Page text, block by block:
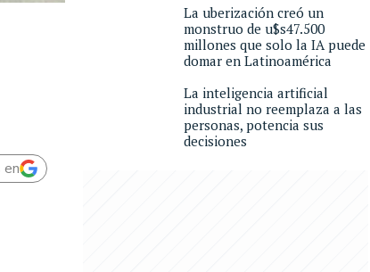
en
La uberización creó un
monstruo de u$s47.500
millones que solo la IA puede
domar en Latinoamérica
La inteligencia artificial
industrial no reemplaza a las
personas, potencia sus
decisiones